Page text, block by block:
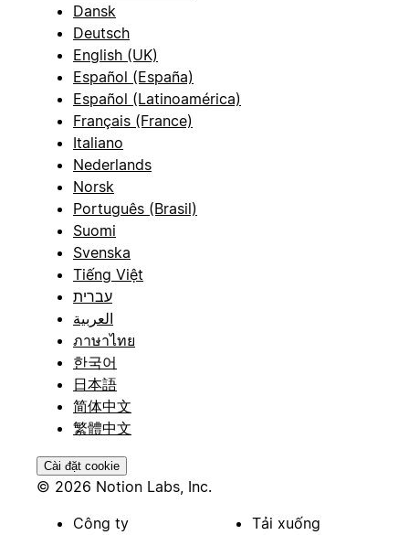
Dansk
Deutsch
English (UK)
Español (España)
Español (Latinoamérica)
Français (France)
Italiano
Nederlands
Norsk
Português (Brasil)
Suomi
Svenska
Tiếng Việt
עברית
العربية
ภาษาไทย
한국어
日本語
简体中文
繁體中文
Cài đặt cookie
© 2026 Notion Labs, Inc.
Công ty
Tải xuống